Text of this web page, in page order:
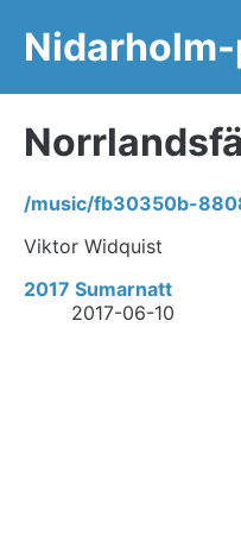
/music/fb30350b-
Viktor Widquist
2017 Sumarnatt
2017-06-10